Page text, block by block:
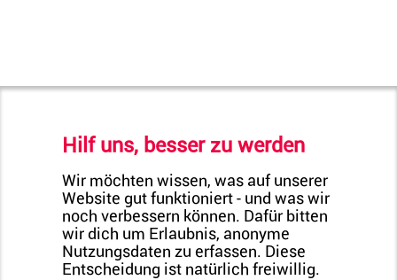
Hilf uns, besser zu werden
Wir möchten wissen, was auf unserer
Website gut funktioniert - und was wir
noch verbessern können. Dafür bitten
wir dich um Erlaubnis, anonyme
Nutzungsdaten zu erfassen. Diese
Entscheidung ist natürlich freiwillig.